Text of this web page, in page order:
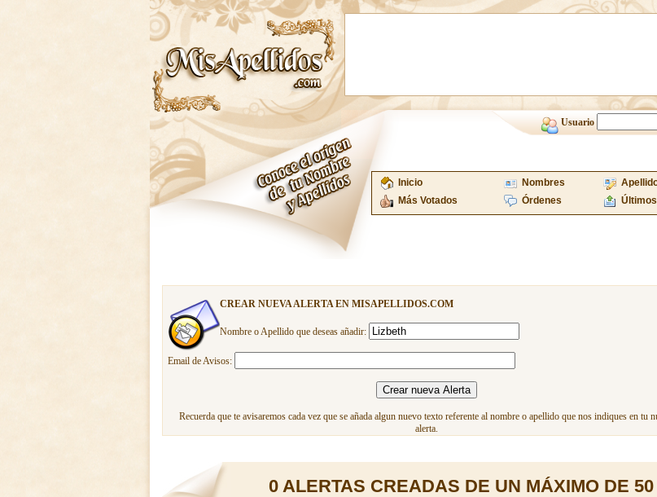
Usuario
Inicio Nombres
Más Votados
Órdenes
CREAR NUEVA ALERTA EN MISAPELLIDOS.COM
Nombre o Apellido que deseas añadir:
Email de Avisos:
Recuerda que te avisaremos cada vez que se añada algun nuevo texto referente al nombre o apellido que nos indiques en tu
alerta.
0 ALERTAS CREADAS DE UN MÁXIMO DE 50